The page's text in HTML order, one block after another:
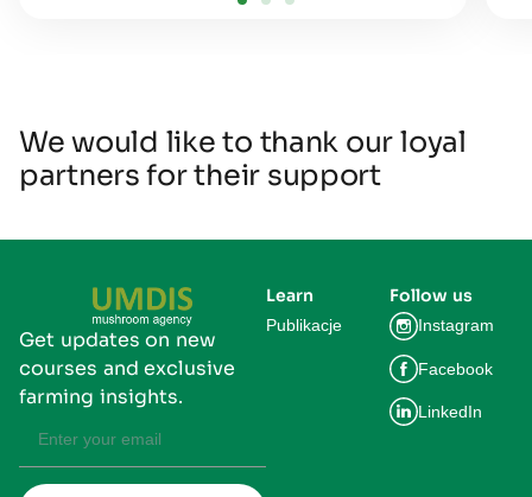
We would like to thank our loyal
partners for their support
Get updates on new
courses and exclusive
farming insights.
Learn
Publikacje
Follow us
Instagram
Facebook
LinkedIn